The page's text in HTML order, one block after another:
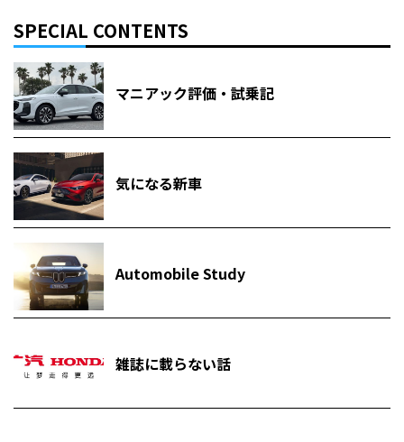
SPECIAL CONTENTS
マニアック評価・試乗記
気になる新車
Automobile Study
雑誌に載らない話